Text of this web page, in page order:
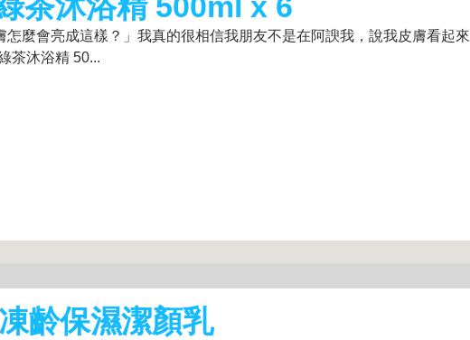
麼會亮成這樣？」我真的很相信我朋友不是在阿諛我，說我皮膚看起來
茶沐浴精 50...
齡保濕潔顏乳